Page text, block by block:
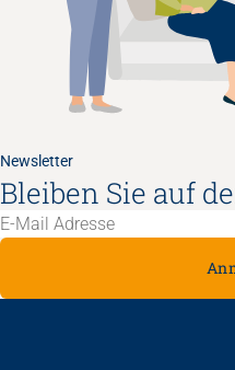
Newsletter
Bleiben Sie auf